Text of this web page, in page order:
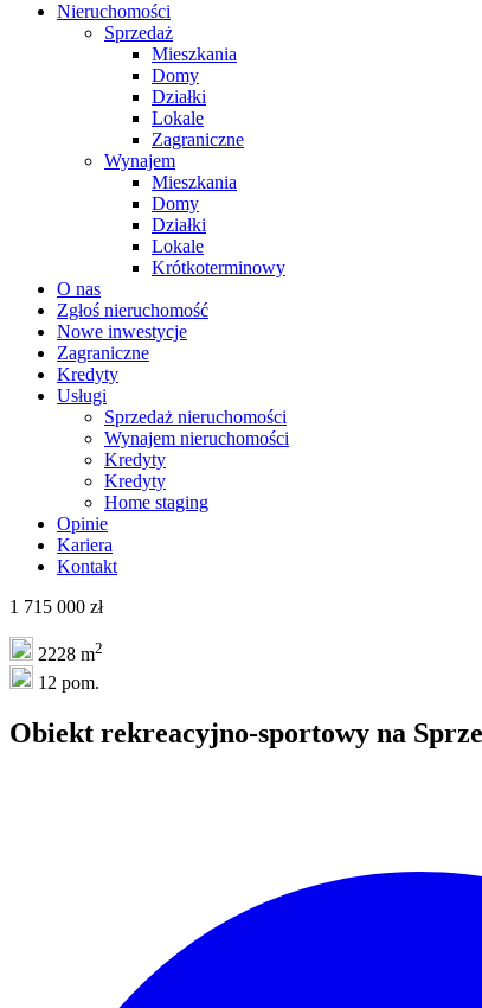
Nieruchomości
Sprzedaż
Mieszkania
Domy
Działki
Lokale
Zagraniczne
Wynajem
Mieszkania
Domy
Działki
Lokale
Krótkoterminowy
O nas
Zgłoś nieruchomość
Nowe inwestycje
Zagraniczne
Kredyty
Usługi
Sprzedaż nieruchomości
Wynajem nieruchomości
Kredyty
Kredyty
Home staging
Opinie
Kariera
Kontakt
1 715 000 zł
2228 m2
12 pom.
Obiekt rekreacyjno-sportowy na